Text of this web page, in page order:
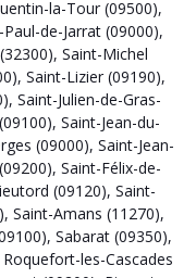
la-Tour (09500),
de-Jarrat (09000),
, Saint-Michel
, Saint-Lizier (09190),
, Saint-Julien-de-Gras-
, Saint-Jean-du-
(09000), Saint-Jean-
, Saint-Félix-de-
(09120), Saint-
, Saint-Amans (11270),
, Sabarat (09350),
Roquefort-les-Cascades